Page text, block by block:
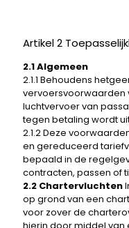
Artikel 2
2.1 Algemeen
2.1.1 Behoudens
vervoersvoorwaarden
luchtvervoer van
tegen betaling wordt
2.1.2 Deze
en gereduceerd
bepaald in de
contracten, passen of
2.2 Chartervluchten
op grond van een
voor zover de